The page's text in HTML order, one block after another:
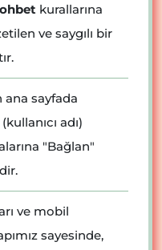
kurallarına
ve saygılı bir
ana sayfada
adı)
"Bağlan"
ve mobil
sayesinde,